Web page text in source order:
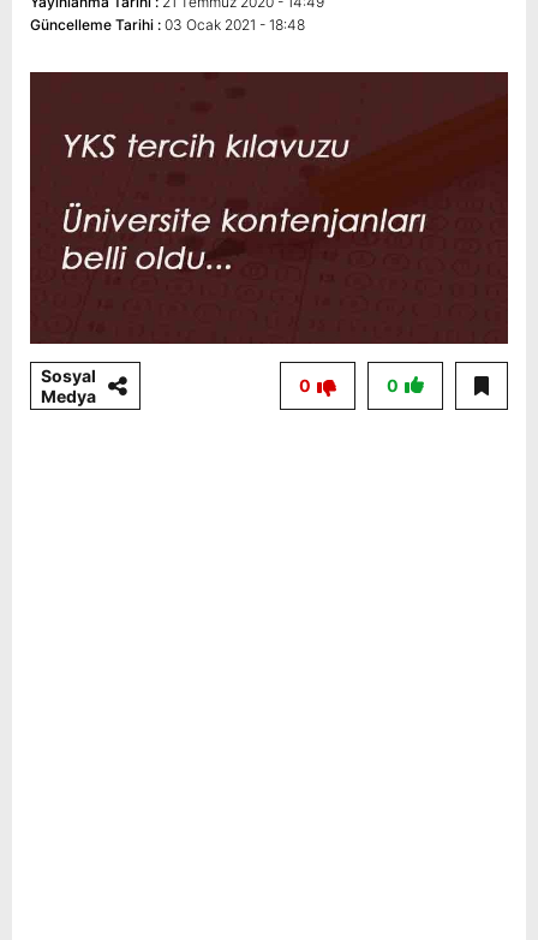
Güncelleme Tarihi : 03 Ocak 2021 - 18:48
Sosyal
Medya
0
0